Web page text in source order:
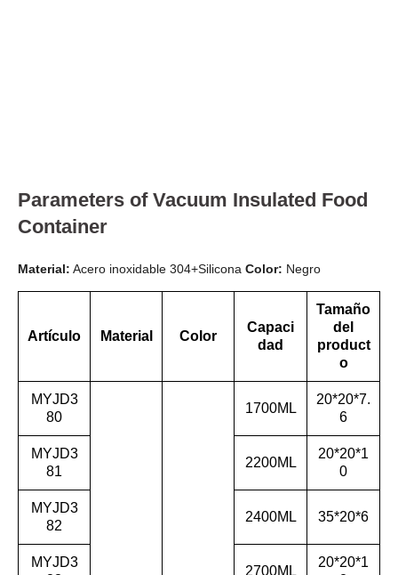
Parameters of Vacuum Insulated Food
Container
Material: Acero inoxidable 304+Silicona Color: Negro
Artículo Material Color
Capaci
dad
Tamaño
del
product
o
MYJD3
80
1700ML
20*20*7.
6
MYJD3
81
2200ML
20*20*1
0
MYJD3
82
2400ML 35*20*6
MYJD3
2700ML
20*20*1